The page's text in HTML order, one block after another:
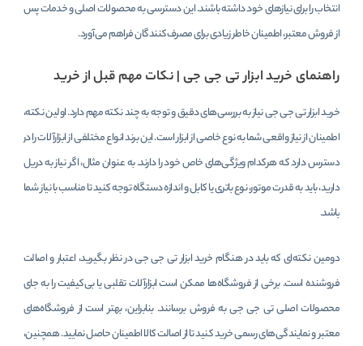
انتخاب را برای نیازهای خود داشته باشند. این دسترسی به محصولات اصلی و خدمات پس
از فروش معتبر، اطمینان خاطر زیادی برای مصرف‌کنندگان فراهم می‌آورد.
راهنمای خرید ابزار تی جی جی | نکات مهم قبل از خرید
خرید ابزار تی جی جی نیاز به بررسی‌های دقیق و توجه به چند نکته مهم دارد. اولین نکته،
اطمینان از نیاز واقعی شما به نوع خاصی از ابزار است. این برند انواع مختلفی از ابزارآلات را در
دسترس دارد که هرکدام ویژگی‌های خاص خود را دارند. به عنوان مثال، اگر نیاز به دریل
دارید، باید به قدرت موتور، نوع باتری یا کابل و اندازه دستگاه توجه کنید تا مناسب با نیاز شما
باشد.
دومین نکته‌ای که باید در هنگام خرید ابزار تی جی جی در نظر بگیرید، اعتبار و اصالت
فروشنده است. برخی از فروشگاه‌ها ممکن است ابزارآلات تقلبی یا بی‌کیفیت را به جای
محصولات اصلی تی جی جی به فروش برسانند. بنابراین، بهتر است از فروشگاه‌های
معتبر و نمایندگی‌های رسمی خرید کنید تا از اصالت کالا اطمینان حاصل نمایید. همچنین،